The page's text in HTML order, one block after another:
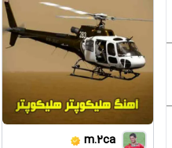
m.2ca